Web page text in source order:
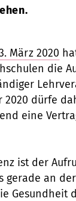
März 2020
die
2020 dürfe
eine
ist der
gerade an
Gesundheit